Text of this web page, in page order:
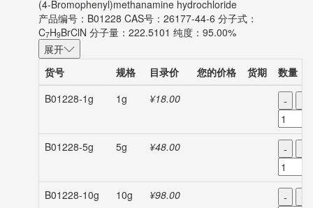
(4-Bromophenyl)methanamine hydrochloride
产品编号：B01228 CAS号：26177-44-6 分子式：
C7H9BrClN 分子量：222.5101 纯度：95.00%
展开
货号
规格 目录价 您的价格 货期
数量
B01228-1g
1g ¥18.00 -
B01228-5g 5g ¥48.00 -
B01228-10g 10g ¥98.00 -